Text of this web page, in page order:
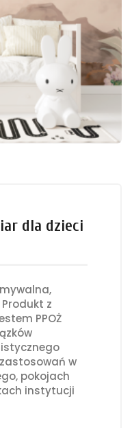
dla dzieci
z
PPOŻ
w
pokojach
instytucji